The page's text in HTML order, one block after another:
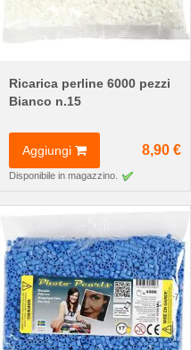
Ricarica perline 6000 pezzi
Bianco n.15
Aggiungi 8,90 €
Disponibile in magazzino.